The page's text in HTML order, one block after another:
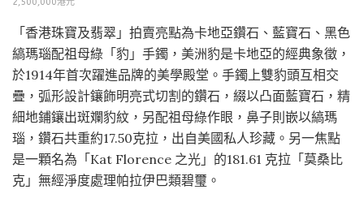
「香港珠寶及翡翠」拍賣亮點為卡地亞鑽石、藍寶石、黑色
縞瑪瑙配祖母綠「豹」手鐲，美洲豹是卡地亞的經典象徵，
於1914年首次躍進品牌的美學殿堂。手鐲上雙豹頭互相交
疊，弧形設計鑲飾明亮式切割的鑽石，綴以凸面藍寶石，精
細地鋪鑲出斑斕豹紋，另配祖母綠作眼，鼻子則嵌以縞瑪
瑙，鑽石共重約17.50克拉，出自美國私人珍藏。另一焦點
是一顆名為「Kat Florence 之光」的181.61 克拉「莫桑比
克」無經淨度處理帕拉伊巴類碧璽。